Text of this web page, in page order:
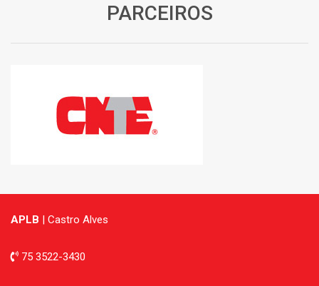
PARCEIROS
APLB | Castro Alves
75 3522-3430